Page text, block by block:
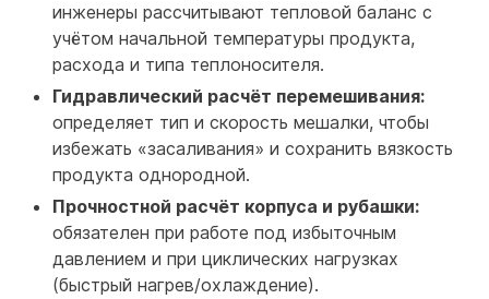
инженеры рассчитывают тепловой баланс с
учётом начальной температуры продукта,
расхода и типа теплоносителя.
Гидравлический расчёт перемешивания:
определяет тип и скорость мешалки, чтобы
избежать «засаливания» и сохранить вязкость
продукта однородной.
Прочностной расчёт корпуса и рубашки:
обязателен при работе под избыточным
давлением и при циклических нагрузках
(быстрый нагрев/охлаждение).